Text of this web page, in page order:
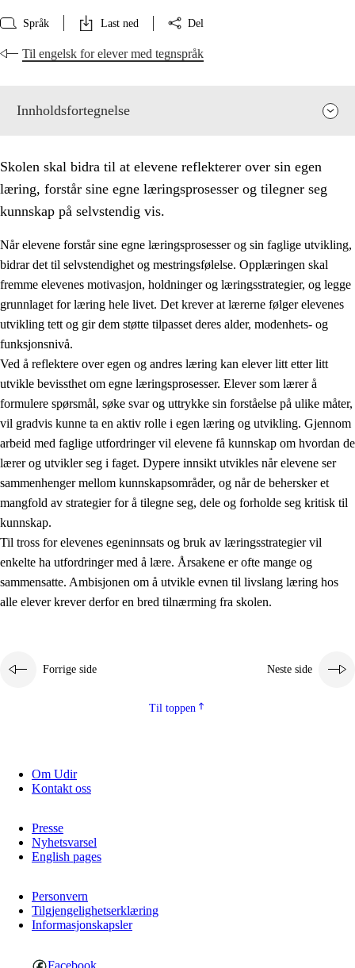
Språk Last ned Del
Til engelsk for elever med tegnspråk
Innholdsfortegnelse
Prinsipper for læring, utvikling og danning
2.1 Sosial læring og utvikling
2.3 Grunnleggende ferdigheter
Å lære å lære
Tverrfaglige temaer
Skolen skal bidra til at elevene reflekterer over sin egen
læring, forstår sine egne læringsprosesser og tilegner seg
kunnskap på selvstendig vis.
Når elevene forstår sine egne læringsprosesser og sin faglige utvikling,
bidrar det til selvstendighet og mestringsfølelse. Opplæringen skal
fremme elevenes motivasjon, holdninger og læringsstrategier, og legge
grunnlaget for læring hele livet. Det krever at lærerne følger elevenes
utvikling tett og gir dem støtte tilpasset deres alder, modenhets- og
funksjonsnivå.
Ved å reflektere over egen og andres læring kan elever litt etter litt
utvikle bevissthet om egne læringsprosesser. Elever som lærer å
formulere spørsmål, søke svar og uttrykke sin forståelse på ulike måter,
vil gradvis kunne ta en aktiv rolle i egen læring og utvikling. Gjennom
arbeid med faglige utfordringer vil elevene få kunnskap om hvordan de
lærer og utvikler seg i faget. Dypere innsikt utvikles når elevene ser
sammenhenger mellom kunnskapsområder, og når de behersker et
mangfold av strategier for å tilegne seg, dele og forholde seg kritisk til
kunnskap.
Til tross for elevenes egeninnsats og bruk av læringsstrategier vil
enkelte ha utfordringer med å lære. Årsakene er ofte mange og
sammensatte. Ambisjonen om å utvikle evnen til livslang læring hos
alle elever krever derfor en bred tilnærming fra skolen.
Forrige side Neste side
Til toppen
Om Udir
Kontakt oss
Presse
Nyhetsvarsel
English pages
Personvern
Tilgjengelighetserklæring
Informasjonskapsler